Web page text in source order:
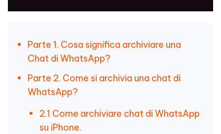
Parte 1. Cosa significa archiviare una
Chat di WhatsApp?
Parte 2. Come si archivia una chat di
WhatsApp?
2.1 Come archiviare chat di WhatsApp
su iPhone.